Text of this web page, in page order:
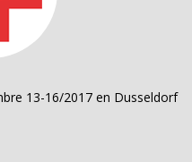
13-16/2017 en Dusseldorf